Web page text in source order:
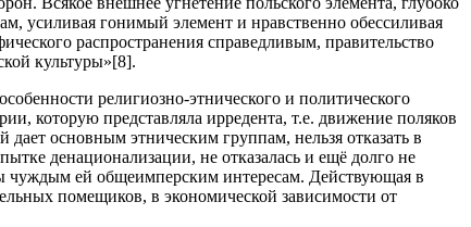
усиливая гонимый элемент и нравственно обессиливая
распространения справедливым, правительство
культуры»[8].
религиозно-этнического и политического
которую представляла ирредента, т.е. движение поляков
основным этническим группам, нельзя отказать в
денационализации, не отказалась и ещё долго не
чуждым ей общеимперским интересам. Действующая в
помещиков, в экономической зависимости от